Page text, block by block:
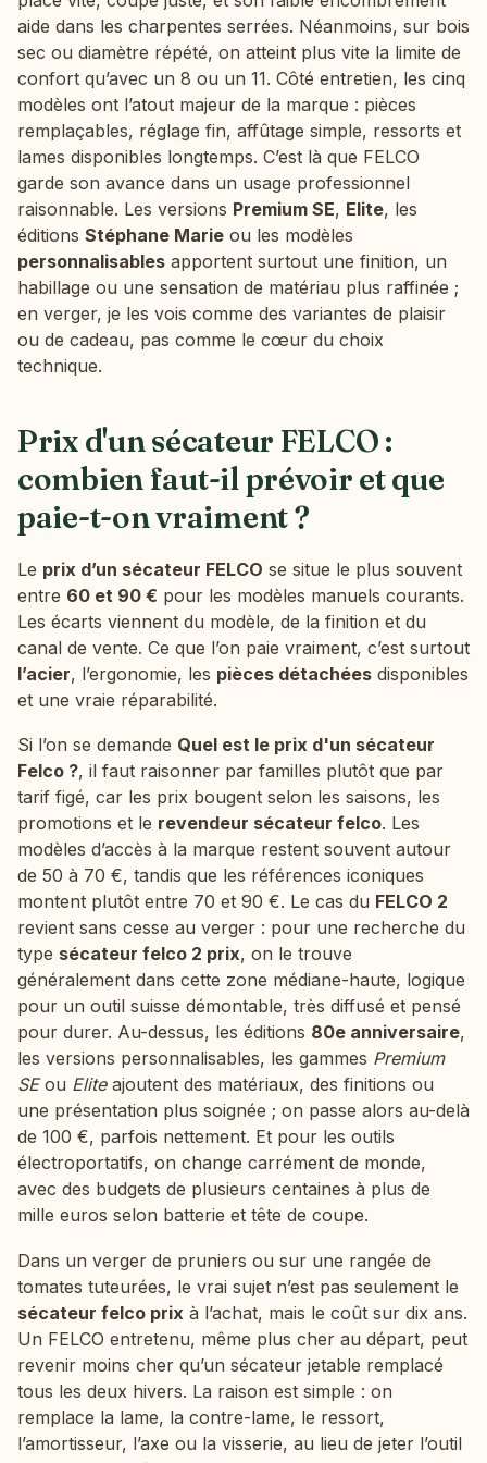
aide dans les charpentes serrées. Néanmoins, sur bois
sec ou diamètre répété, on atteint plus vite la limite de
confort qu’avec un 8 ou un 11. Côté entretien, les cinq
modèles ont l’atout majeur de la marque : pièces
remplaçables, réglage fin, affûtage simple, ressorts et
lames disponibles longtemps. C’est là que FELCO
garde son avance dans un usage professionnel
raisonnable. Les versions Premium SE, Elite, les
éditions Stéphane Marie ou les modèles
personnalisables apportent surtout une finition, un
habillage ou une sensation de matériau plus raffinée ;
en verger, je les vois comme des variantes de plaisir
ou de cadeau, pas comme le cœur du choix
technique.
Prix d'un sécateur FELCO :
combien faut-il prévoir et que
paie-t-on vraiment ?
Le prix d’un sécateur FELCO se situe le plus souvent
entre 60 et 90 € pour les modèles manuels courants.
Les écarts viennent du modèle, de la finition et du
canal de vente. Ce que l’on paie vraiment, c’est surtout
l’acier, l’ergonomie, les pièces détachées disponibles
et une vraie réparabilité.
Si l’on se demande Quel est le prix d'un sécateur
Felco ?, il faut raisonner par familles plutôt que par
tarif figé, car les prix bougent selon les saisons, les
promotions et le revendeur sécateur felco. Les
modèles d’accès à la marque restent souvent autour
de 50 à 70 €, tandis que les références iconiques
montent plutôt entre 70 et 90 €. Le cas du FELCO 2
revient sans cesse au verger : pour une recherche du
type sécateur felco 2 prix, on le trouve
généralement dans cette zone médiane-haute, logique
pour un outil suisse démontable, très diffusé et pensé
pour durer. Au-dessus, les éditions 80e anniversaire,
les versions personnalisables, les gammes Premium
SEou Eliteajoutent des matériaux, des finitions ou
une présentation plus soignée ; on passe alors au-delà
de 100 €, parfois nettement. Et pour les outils
électroportatifs, on change carrément de monde,
avec des budgets de plusieurs centaines à plus de
mille euros selon batterie et tête de coupe.
Dans un verger de pruniers ou sur une rangée de
tomates tuteurées, le vrai sujet n’est pas seulement le
sécateur felco prix à l’achat, mais le coût sur dix ans.
Un FELCO entretenu, même plus cher au départ, peut
revenir moins cher qu’un sécateur jetable remplacé
tous les deux hivers. La raison est simple : on
remplace la lame, la contre-lame, le ressort,
l’amortisseur, l’axe ou la visserie, au lieu de jeter l’outil